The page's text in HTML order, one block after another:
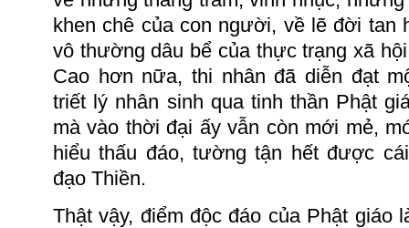
khen chê của con người, về lẽ đời tan
vô thường dâu bể của thực trạng xã
Cao hơn nữa, thi nhân đã diễn đạt
triết lý nhân sinh qua tinh thần Phật
mà vào thời đại ấy vẫn còn mới mẻ,
hiểu thấu đáo, tường tận hết được
đạo Thiền.
Thật vậy, điểm độc đáo của Phật giáo